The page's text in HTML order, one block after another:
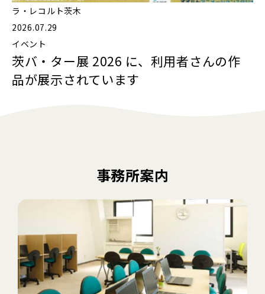
ラ・レコルト茨木
2026.07.29
イベント
茨バ・ター展 2026 に、利用者さんの作
品が展示されています
事務所案内